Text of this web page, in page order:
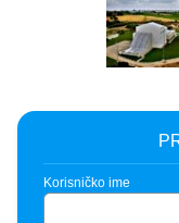
Korisničko ime